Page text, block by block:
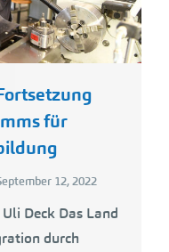
für
12, 2022
Deck Das Land
durch